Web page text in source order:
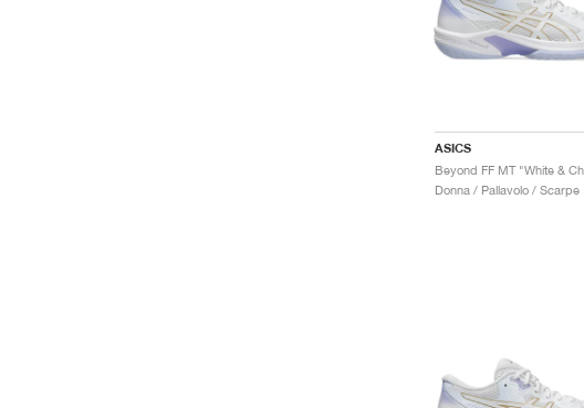
ASICS
Donna / Pallavolo / Scarpe